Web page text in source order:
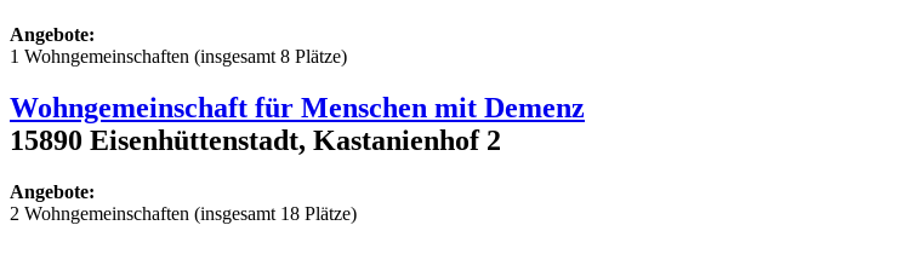
Angebote:
1 Wohngemeinschaften (insgesamt 8 Plätze)
Wohngemeinschaft für Menschen mit Demenz
15890 Eisenhüttenstadt, Kastanienhof 2
Angebote:
2 Wohngemeinschaften (insgesamt 18 Plätze)